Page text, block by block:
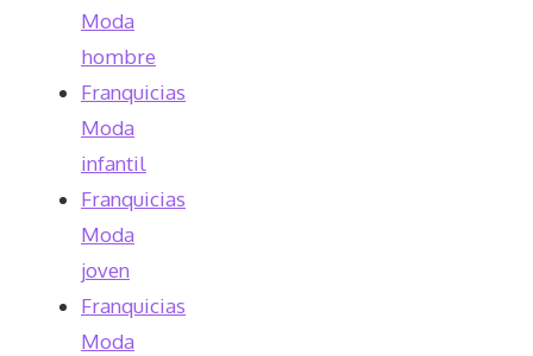
Moda
hombre
Franquicias
Moda
infantil
Franquicias
Moda
joven
Franquicias
Moda